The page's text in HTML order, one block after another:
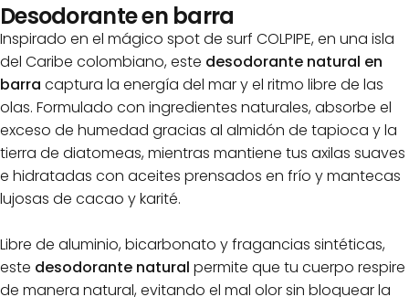
Desodorante en barra
Inspirado en el mágico spot de surf COLPIPE, en una isla
del Caribe colombiano, este desodorante natural en
barra captura la energía del mar y el ritmo libre de las
olas. Formulado con ingredientes naturales, absorbe el
exceso de humedad gracias al almidón de tapioca y la
tierra de diatomeas, mientras mantiene tus axilas suaves
e hidratadas con aceites prensados en frío y mantecas
lujosas de cacao y karité.
Libre de aluminio, bicarbonato y fragancias sintéticas,
este desodorante natural permite que tu cuerpo respire
de manera natural, evitando el mal olor sin bloquear la